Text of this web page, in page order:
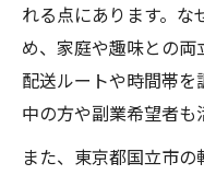
れる点にあります。な
め、家庭や趣味との両
配送ルートや時間帯
中の方や副業希望者も
また、東京都国立市